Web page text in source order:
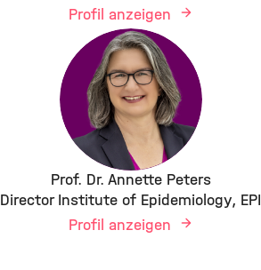
Profil anzeigen
Prof. Dr. Annette Peters
Director Institute of Epidemiology, EPI
Profil anzeigen